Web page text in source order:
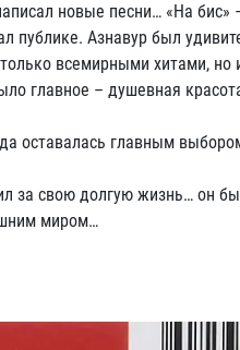
новые песни… «На бис»
публике. Азнавур был
всемирными хитами, но
главное – душевная
оставалась главным
за свою долгую жизнь… он
миром…